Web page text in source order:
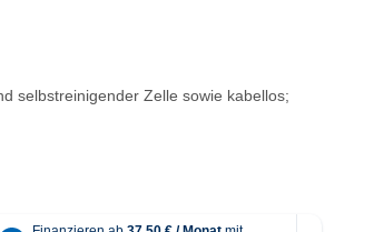
selbstreinigender Zelle sowie kabellos;